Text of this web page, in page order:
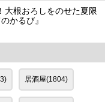
大根おろしをのせた夏限
かるび』
居酒屋(1804)